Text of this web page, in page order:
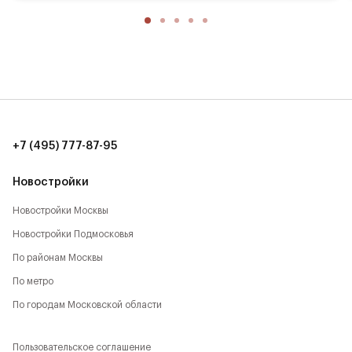
8 мин. до ТЦ Метрополис (7 км)
Новостройки
Новостройки Москвы
Новостройки Подмосковья
По районам Москвы
По метро
По городам Московской области
+7 (495) 777-87-95
Пользовательское соглашение